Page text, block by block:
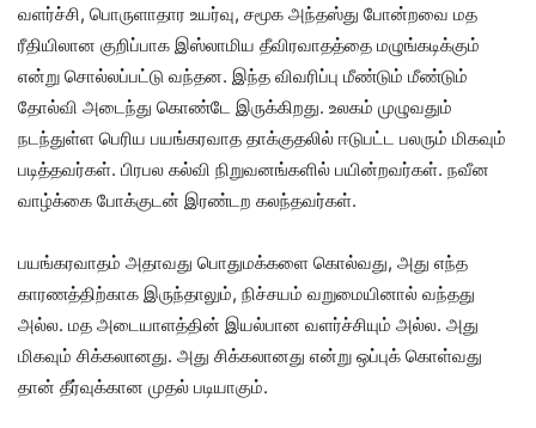
வளர்ச்சி, பொருளாதார உயர்வு, சமூக அந்தஸ்து போன்றவை மத
ரீதியிலான குறிப்பாக இஸ்லாமிய தீவிரவாதத்தை மழுங்கடிக்கும்
என்று சொல்லப்பட்டு வந்தன. இந்த விவரிப்பு மீண்டும் மீண்டும்
தோல்வி அடைந்து கொண்டே இருக்கிறது. உலகம் முழுவதும்
நடந்துள்ள பெரிய பயங்கரவாத தாக்குதலில் ஈடுபட்ட பலரும் மிகவும்
படித்தவர்கள். பிரபல கல்வி நிறுவனங்களில் பயின்றவர்கள். நவீன
வாழ்க்கை போக்குடன் இரண்டற கலந்தவர்கள்.
பயங்கரவாதம் அதாவது பொதுமக்களை கொல்வது, அது எந்த
காரணத்திற்காக இருந்தாலும், நிச்சயம் வறுமையினால் வந்தது
அல்ல. மத அடையாளத்தின் இயல்பான வளர்ச்சியும் அல்ல. அது
மிகவும் சிக்கலானது. அது சிக்கலானது என்று ஒப்புக் கொள்வது
தான் தீர்வுக்கான முதல் படியாகும்.